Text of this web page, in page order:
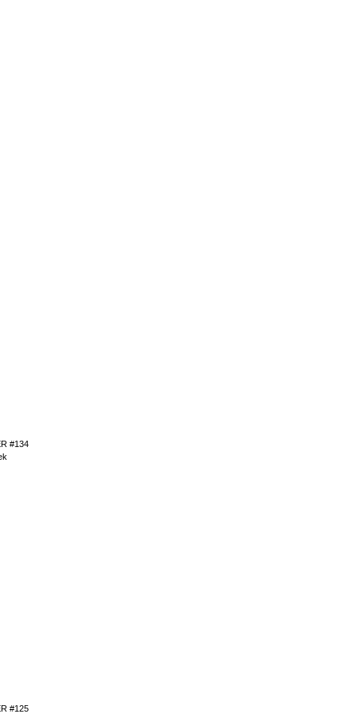
#134
#125